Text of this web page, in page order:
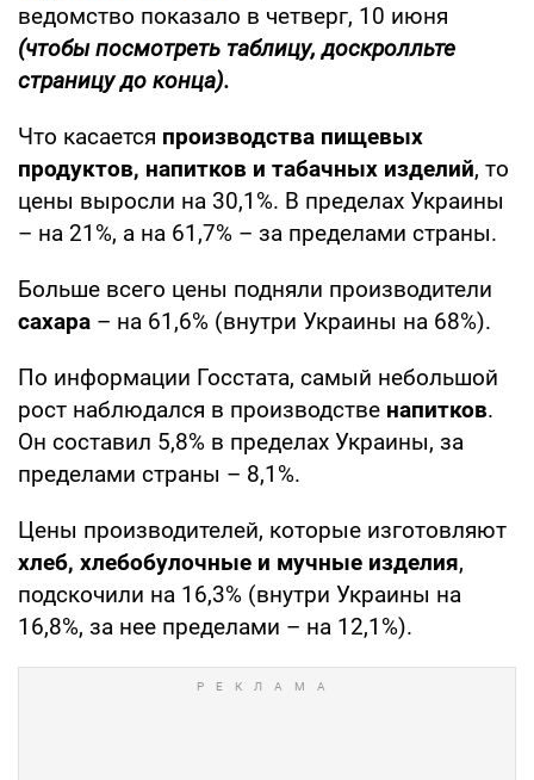
ведомство показало в четверг, 10 июня
(чтобы посмотреть таблицу, доскролльте
страницу до конца).
Что касается производства пищевых
продуктов, напитков и табачных изделий, то
цены выросли на 30,1%. В пределах Украины
– на 21%, а на 61,7% – за пределами страны.
Больше всего цены подняли производители
сахара – на 61,6% (внутри Украины на 68%).
По информации Госстата, самый небольшой
рост наблюдался в производстве напитков.
Он составил 5,8% в пределах Украины, за
пределами страны – 8,1%.
Цены производителей, которые изготовляют
хлеб, хлебобулочные и мучные изделия,
подскочили на 16,3% (внутри Украины на
16,8%, за нее пределами – на 12,1%).